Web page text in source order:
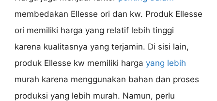
membedakan Ellesse ori dan kw. Produk Ellesse
ori memiliki harga yang relatif lebih tinggi
karena kualitasnya yang terjamin. Di sisi lain,
produk Ellesse kw memiliki harga yang lebih
murah karena menggunakan bahan dan proses
produksi yang lebih murah. Namun, perlu